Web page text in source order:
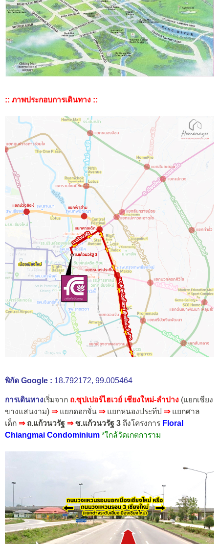
:: ภาพประกอบการเดินทาง ::
พิกัด Google : 18.792172, 99.005464
การเดินทางเริ่มจาก ถ.ซุปเปอร์ไฮเวย์ เชียงใหม่-ลำปาง (แยกเชียง
ขางแสนงาม) ⇒ แยกดอกจั่น ⇒ แยกหนองประทีป ⇒ แยกศาล
เด็ก ⇒ถ.แก้วนวรัฐ ⇒ซ.แก้วนวรัฐ 3 ถึงโครงการ Floral
Chiangmai Condominium *ใกล้วัดเกตการาม